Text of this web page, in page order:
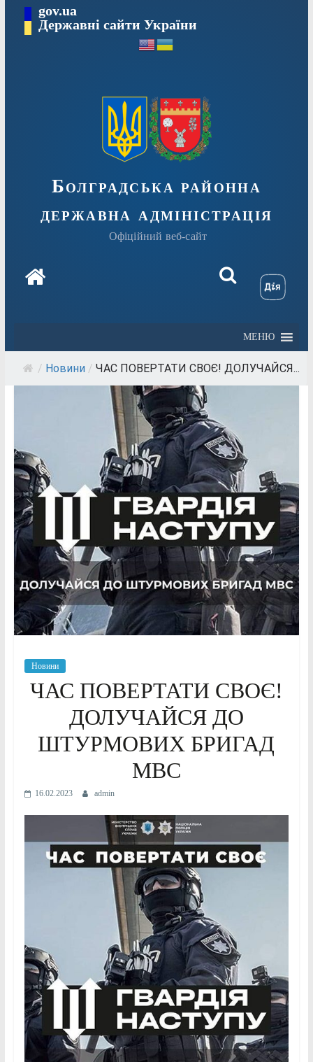
Перейтиgov.ua
Державні сайти України
Болградська районна
державна адміністрація
Офіційний веб-сайт
МЕНЮ
/ Новини / ЧАС ПОВЕРТАТИ СВОЄ! ДОЛУЧАЙСЯ...
Новини
ЧАС ПОВЕРТАТИ СВОЄ!
ДОЛУЧАЙСЯ ДО
ШТУРМОВИХ БРИГАД
МВС
16.02.2023 admin